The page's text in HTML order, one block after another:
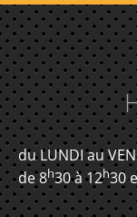
du LUNDI au
de 8h30 à 12h30